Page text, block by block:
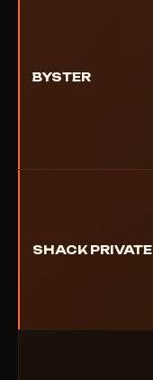
BYSTER
SHACK PRIVATE